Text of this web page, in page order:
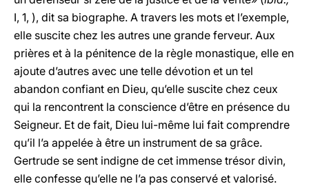
I, 1, ), dit sa biographe. A travers les mots et l’exemple,
elle suscite chez les autres une grande ferveur. Aux
prières et à la pénitence de la règle monastique, elle en
ajoute d’autres avec une telle dévotion et un tel
abandon confiant en Dieu, qu’elle suscite chez ceux
qui la rencontrent la conscience d’être en présence du
Seigneur. Et de fait, Dieu lui-même lui fait comprendre
qu’il l’a appelée à être un instrument de sa grâce.
Gertrude se sent indigne de cet immense trésor divin,
elle confesse qu’elle ne l’a pas conservé et valorisé.